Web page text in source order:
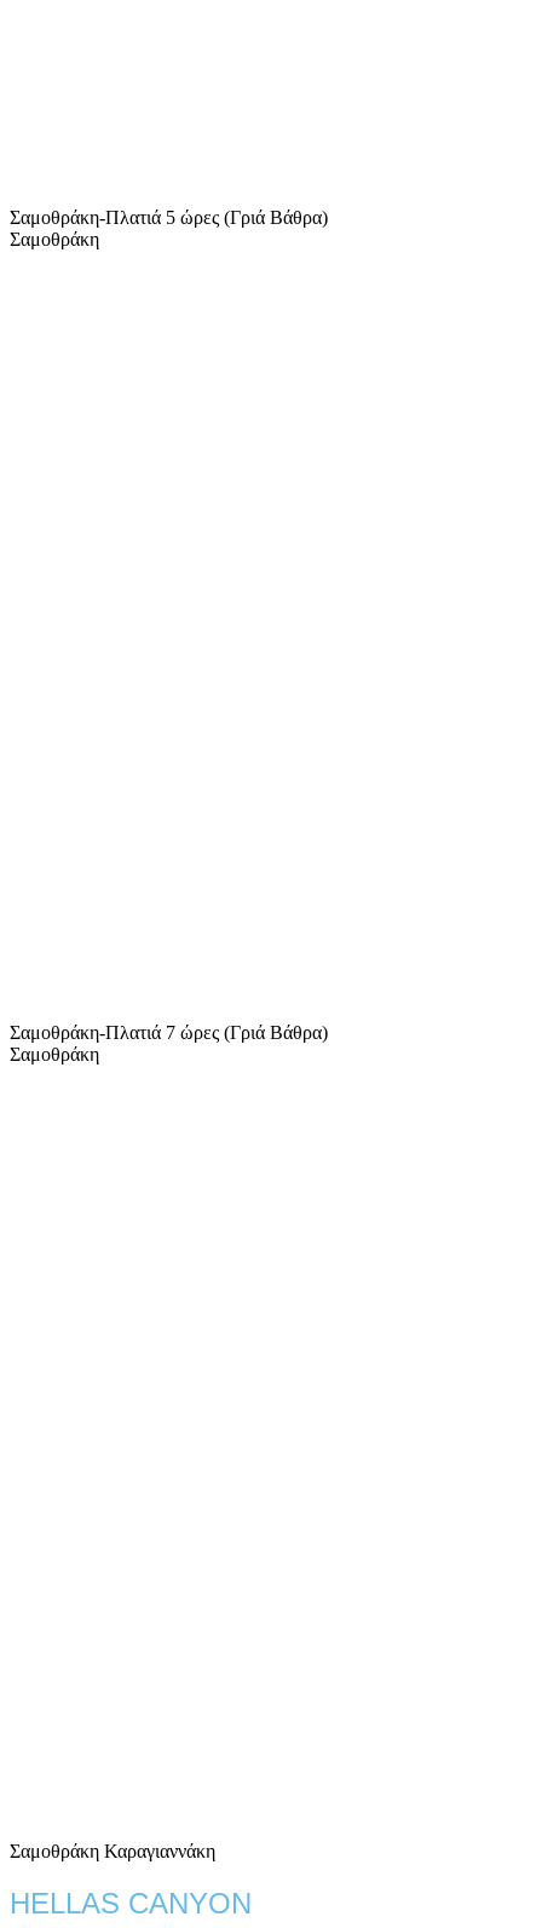
Σαμοθράκη-Πλατιά 5 ώρες (Γριά Βάθρα)
Σαμοθράκη
Σαμοθράκη-Πλατιά 7 ώρες (Γριά Βάθρα)
Σαμοθράκη
Σαμοθράκη Καραγιαννάκη
HELLAS CANYON